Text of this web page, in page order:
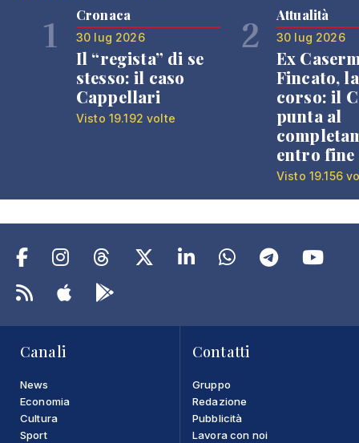
1 Cronaca
30 lug 2026
Il “regista” di se
stesso: il caso
Cappellari
Visto 19.192 volte
2 Attualità
30 lug 2026
Ex
Fincato,
corso: il
punta al
entro fine
Visto 19.156
Canali
News
Economia
Cultura
Sport
Contatti
Gruppo
Redazione
Pubblicità
Lavora con noi